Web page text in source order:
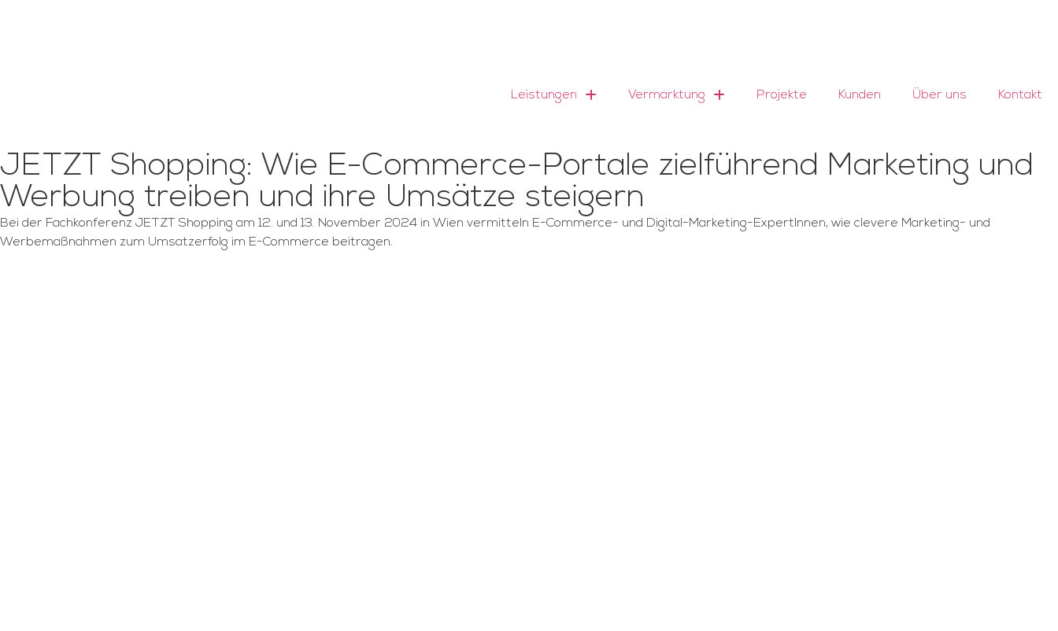
Leistungen Vermarktung Projekte Kunden Über uns Kontakt
JETZT Shopping: Wie E-Commerce-Portale zielführend Marketing und
Werbung treiben und ihre Umsätze steigern
Bei der Fachkonferenz JETZT Shopping am 12. und 13. November 2024 in Wien vermitteln E-Commerce- und Digital-Marketing-ExpertInnen, wie clevere Marketing- und
Werbemaßnahmen zum Umsatzerfolg im E-Commerce beitragen.